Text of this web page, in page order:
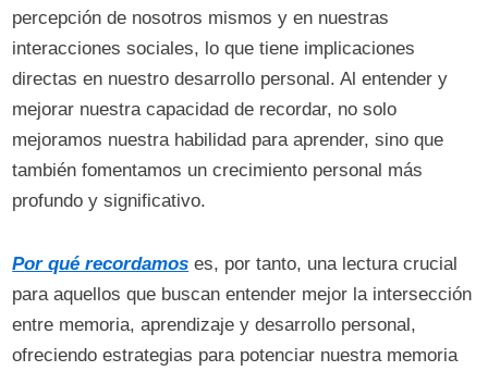
percepción de nosotros mismos y en nuestras
interacciones sociales, lo que tiene implicaciones
directas en nuestro desarrollo personal. Al entender y
mejorar nuestra capacidad de recordar, no solo
mejoramos nuestra habilidad para aprender, sino que
también fomentamos un crecimiento personal más
profundo y significativo.
Por qué recordamos es, por tanto, una lectura crucial
para aquellos que buscan entender mejor la intersección
entre memoria, aprendizaje y desarrollo personal,
ofreciendo estrategias para potenciar nuestra memoria